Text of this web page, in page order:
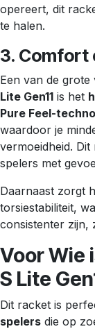
opereert, dit
te halen.
3. Comfort
Een van de
Lite Gen11 is het
Pure Feel-
waardoor je
vermoeidheid.
spelers met
Daarnaast zorgt
torsiestabiliteit,
consistenter zijn,
Voor Wie
S Lite
Dit racket is
spelers die op